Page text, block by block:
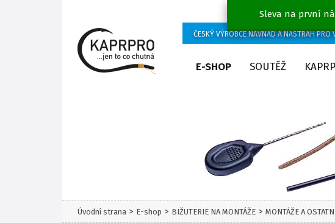
Sleva na první
ČESKÝ VÝROBCE NÁVNAD A NÁSTRAH PRO
E-SHOP SOUTĚŽ
Úvodní strana > E-shop > BIŽUTERIE NA MONTÁŽE > MONTÁŽE A